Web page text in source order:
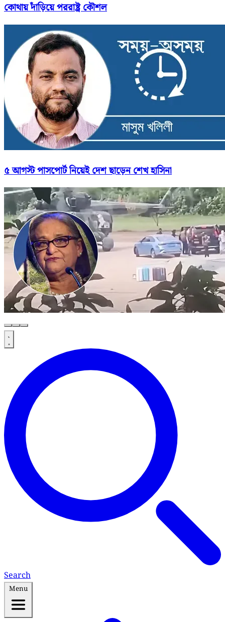
কোথায় দাঁড়িয়ে পররাষ্ট্র কৌশল
৫ আগস্ট পাসপোর্ট নিয়েই দেশ ছাড়েন শেখ হাসিনা
Search
Menu